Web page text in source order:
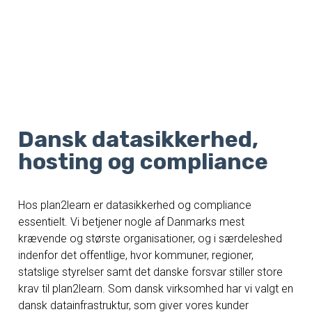
Dansk datasikkerhed,
hosting og compliance
Hos plan2learn er datasikkerhed og compliance
essentielt. Vi betjener nogle af Danmarks mest
krævende og største organisationer, og i særdeleshed
indenfor det offentlige, hvor kommuner, regioner,
statslige styrelser samt det danske forsvar stiller store
krav til plan2learn. Som dansk virksomhed har vi valgt en
dansk datainfrastruktur, som giver vores kunder